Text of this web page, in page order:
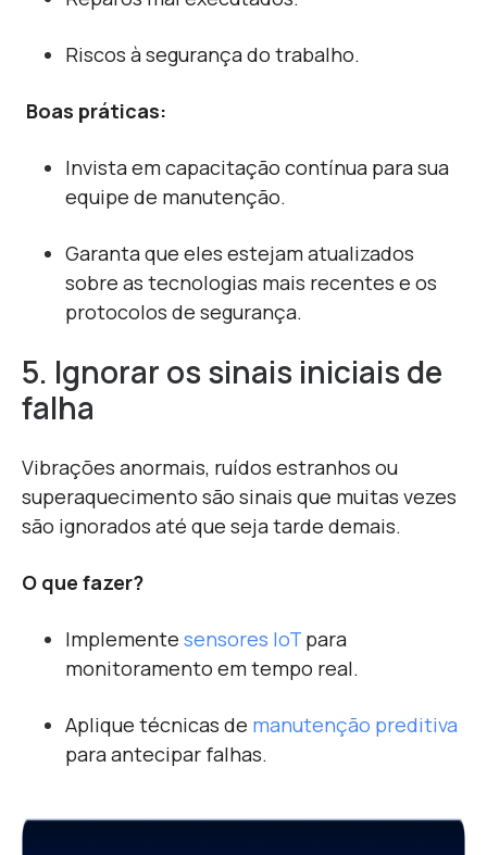
Riscos à segurança do trabalho.
Boas práticas:
Invista em capacitação contínua para sua
equipe de manutenção.
Garanta que eles estejam atualizados
sobre as tecnologias mais recentes e os
protocolos de segurança.
5. Ignorar os sinais iniciais de
falha
Vibrações anormais, ruídos estranhos ou
superaquecimento são sinais que muitas vezes
são ignorados até que seja tarde demais.
O que fazer?
Implemente sensores IoT para
monitoramento em tempo real.
Aplique técnicas de manutenção preditiva
para antecipar falhas.